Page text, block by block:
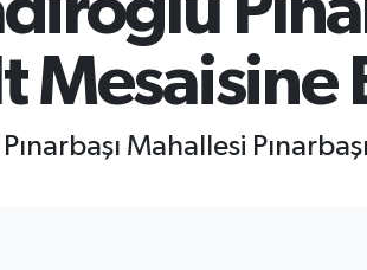
53,38690 %0.19
Mesaisine
Mahallesi